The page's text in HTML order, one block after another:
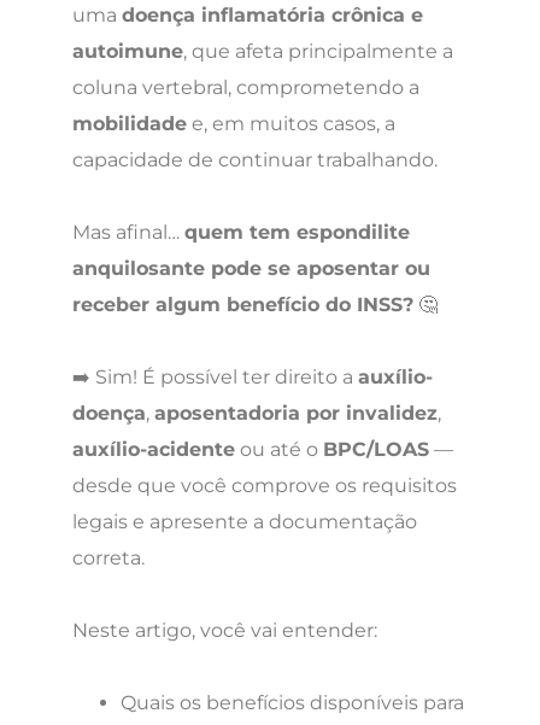
uma doença inflamatória crônica e
autoimune, que afeta principalmente a
coluna vertebral, comprometendo a
mobilidade e, em muitos casos, a
capacidade de continuar trabalhando.
Mas afinal… quem tem espondilite
anquilosante pode se aposentar ou
receber algum benefício do INSS? 🤔
➡️ Sim! É possível ter direito a auxílio-
doença, aposentadoria por invalidez,
auxílio-acidente ou até o BPC/LOAS —
desde que você comprove os requisitos
legais e apresente a documentação
correta.
Neste artigo, você vai entender:
Quais os benefícios disponíveis para